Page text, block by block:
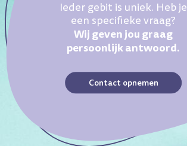
Ieder gebit is uniek. Heb je
een specifieke vraag?
Wij geven jou graag
persoonlijk antwoord.
Contact opnemen